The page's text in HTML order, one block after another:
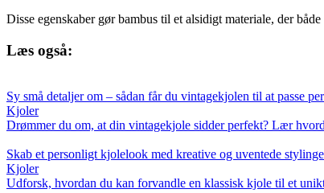
Disse egenskaber gør bambus til et alsidigt materiale, der
Læs også:
Sy små detaljer om – sådan får du vintagekjolen til at passe
Kjoler
Drømmer du om, at din vintagekjole sidder perfekt? Lær
Skab et personligt kjolelook med kreative og uventede
Kjoler
Udforsk, hvordan du kan forvandle en klassisk kjole til et